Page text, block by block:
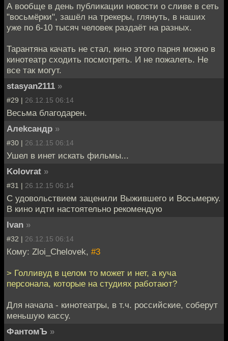
А вообще в день публикации новости о сливе в сеть
"восьмёрки", зашёл на трекеры, глянуть, в наших
уже по 6-10 тысяч человек раздаёт на разных.
Тарантяна качать не стал, кино этого парня можно в
кинотеатр сходить посмотреть. И не пожалеть. Не
все так могут.
stasyan2111 »
#29 | 26.12.15 06:14
Весьма благодарен.
Алеkсандр »
#30 | 26.12.15 06:14
Ушел в инет искать фильмы...
Kolovrat »
#31 | 26.12.15 06:14
С удовольствием заценили Выжившего и Восьмерку.
В кино идти настоятельно рекомендую
Ivan »
#32 | 26.12.15 06:14
Кому: Zloi_Chelovek, #3
> Голливуд в целом то может и нет, а куча
персонала, которые на студиях работают?
Для начала - кинотеатры, в т.ч. российские, соберут
меньшую кассу.
ФантомЪ »